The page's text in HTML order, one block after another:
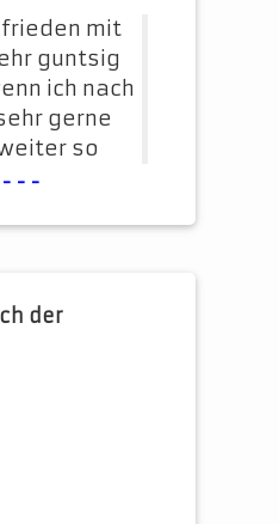
mit
guntsig
ich nach
gerne
so
der